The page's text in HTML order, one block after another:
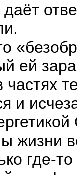
ей
и
жизни
где-